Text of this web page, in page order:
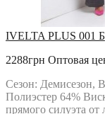
IVELTA PLUS 001
2288грн Оптовая
Сезон: Демисезон,
Полиэстер 64%
прямого силуэта